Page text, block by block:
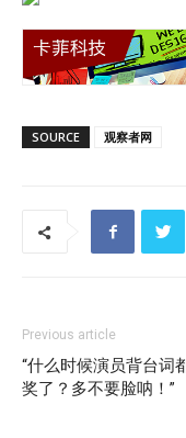
SOURCE 观察者网
Previous article
“什么时候演员背台词
奖了？多不要脸呐！”